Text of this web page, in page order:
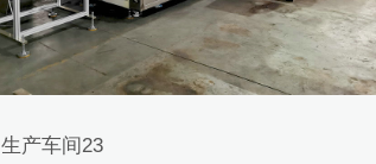
生产车间23